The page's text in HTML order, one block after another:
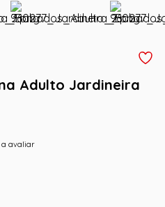
Adulto Jardineira
a avaliar